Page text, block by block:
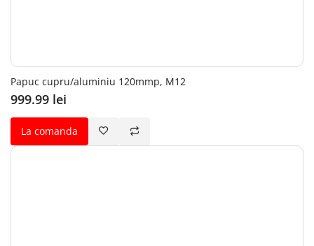
Papuc cupru/aluminiu 120mmp, M12
999.99 lei
La comanda